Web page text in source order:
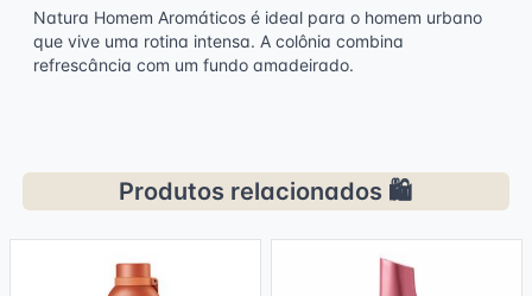
Natura Homem Aromáticos é ideal para o homem urbano
que vive uma rotina intensa. A colônia combina
refrescância com um fundo amadeirado.
Produtos relacionados 🛍️